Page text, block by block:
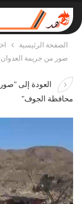
الصفحة الرئيسية
صور من جريمة
العودة إلى
محافظة الجوف"